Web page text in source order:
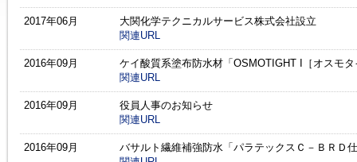
2017年06月
大関化学テクニカルサービス株式会社設立
関連URL
2016年09月
ケイ酸質系塗布防水材「OSMOTIGHT I［オスモ
関連URL
2016年09月
役員人事のお知らせ
関連URL
2016年09月
バサルト繊維補強防水「パラテックスＣ－ＢＲＤ